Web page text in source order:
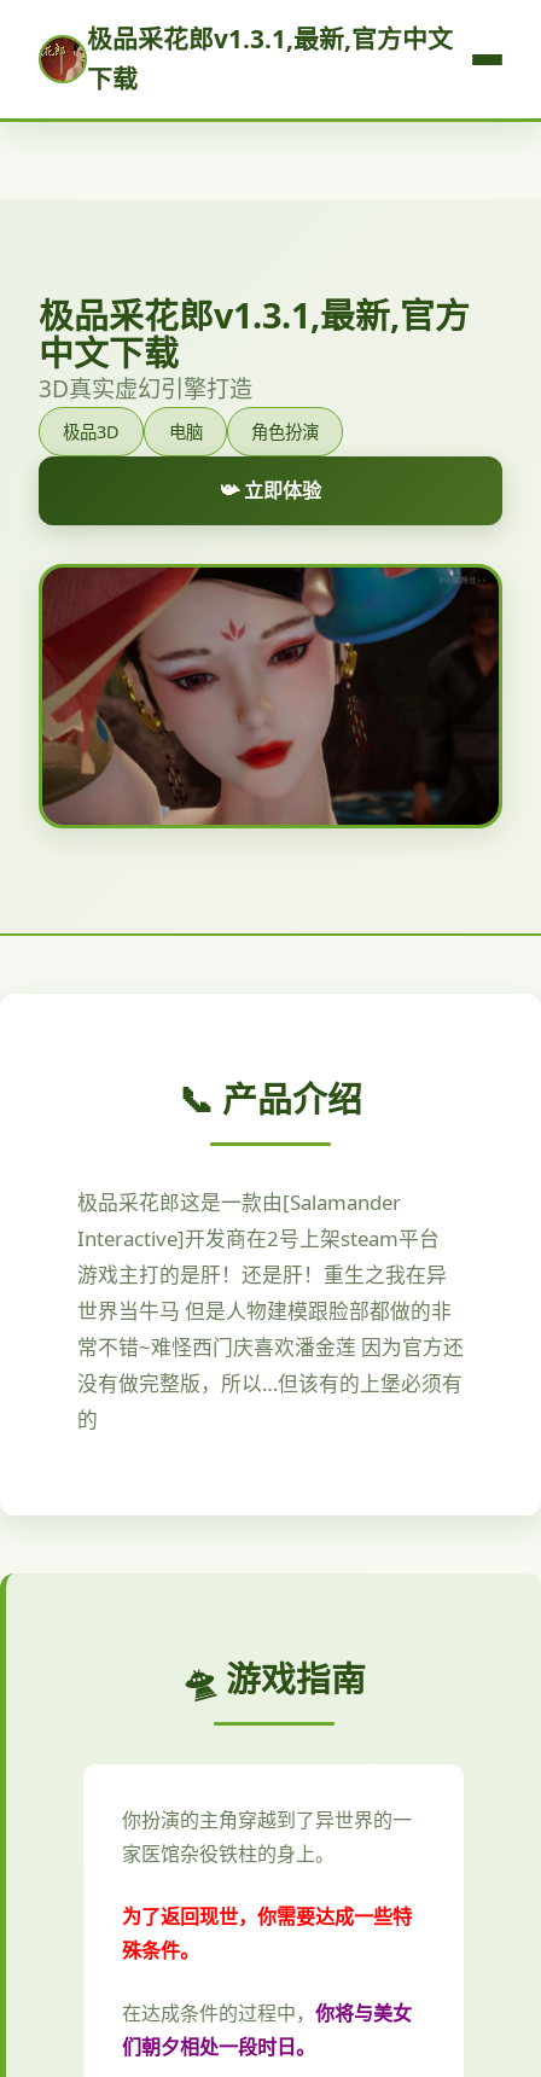
极品采花郎v1.3.1,最新,官方中文
下载
极品采花郎v1.3.1,最新,官方
中文下载
3D真实虚幻引擎打造
极品3D 电脑 角色扮演
📯 立即体验
📞 产品介绍
极品采花郎这是一款由[Salamander
Interactive]开发商在2号上架steam平台
游戏主打的是肝！还是肝！重生之我在异
世界当牛马 但是人物建模跟脸部都做的非
常不错~难怪西门庆喜欢潘金莲 因为官方还
没有做完整版，所以…但该有的上堡必须有
的
🛸 游戏指南
你扮演的主角穿越到了异世界的一
家医馆杂役铁柱的身上。
为了返回现世，你需要达成一些特
殊条件。
在达成条件的过程中， 你将与美女
们朝夕相处一段时日。